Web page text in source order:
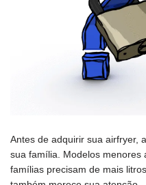
Antes de adquirir sua airfryer,
sua família. Modelos menores
famílias precisam de mais